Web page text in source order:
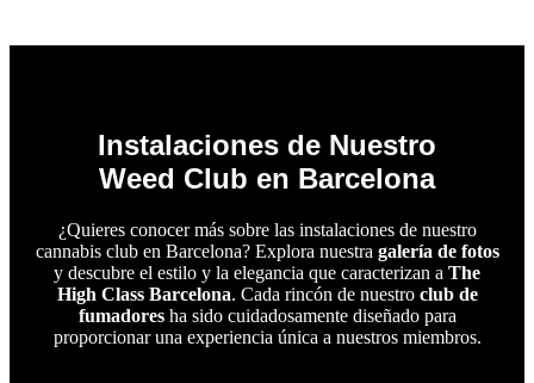
Instalaciones de Nuestro
Weed Club en Barcelona
¿Quieres conocer más sobre las instalaciones de nuestro
cannabis club en Barcelona? Explora nuestra galería de fotos
y descubre el estilo y la elegancia que caracterizan a The
High Class Barcelona. Cada rincón de nuestro club de
fumadoresha sido cuidadosamente diseñado para
proporcionar una experiencia única a nuestros miembros.